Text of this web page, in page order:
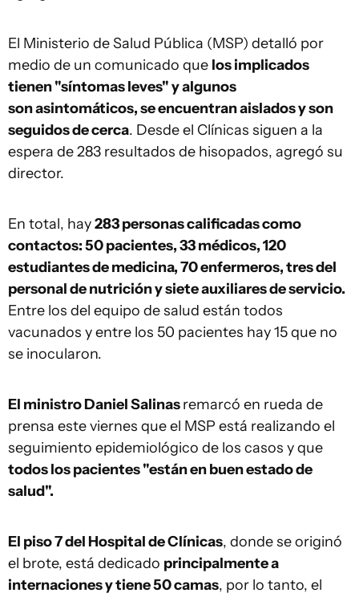
El Ministerio de Salud Pública (MSP) detalló por
medio de un comunicado que los implicados
tienen "síntomas leves" y algunos
son asintomáticos, se encuentran aislados y son
seguidos de cerca. Desde el Clínicas siguen a la
espera de 283 resultados de hisopados, agregó su
director.
En total, hay283 personas calificadas como
contactos: 50 pacientes, 33 médicos, 120
estudiantes de medicina, 70 enfermeros, tres del
personal de nutrición y siete auxiliares de servicio.
Entre los del equipo de salud están todos
vacunados y entre los 50 pacientes hay 15 que no
se inocularon.
El ministro Daniel Salinasremarcó en rueda de
prensa este viernes que el MSP está realizando el
seguimiento epidemiológico de los casos y que
todos los pacientes "están en buen estado de
salud".
El piso 7 del Hospital de Clínicas, donde se originó
el brote, está dedicado principalmente a
internaciones y tiene 50 camas, por lo tanto, el